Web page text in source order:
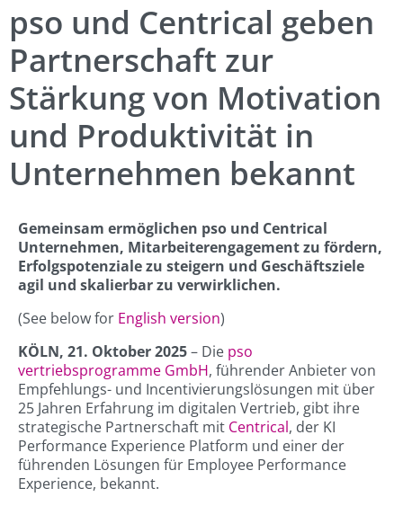
pso und Centrical geben
Partnerschaft zur
Stärkung von Motivation
und Produktivität in
Unternehmen bekannt
Gemeinsam ermöglichen pso und Centrical
Unternehmen, Mitarbeiterengagement zu fördern,
Erfolgspotenziale zu steigern und Geschäftsziele
agil und skalierbar zu verwirklichen.
(See below for English version)
KÖLN, 21. Oktober 2025– Die pso
vertriebsprogramme GmbH, führender Anbieter von
Empfehlungs- und Incentivierungslösungen mit über
25 Jahren Erfahrung im digitalen Vertrieb, gibt ihre
strategische Partnerschaft mit Centrical, der KI
Performance Experience Platform und einer der
führenden Lösungen für Employee Performance
Experience, bekannt.